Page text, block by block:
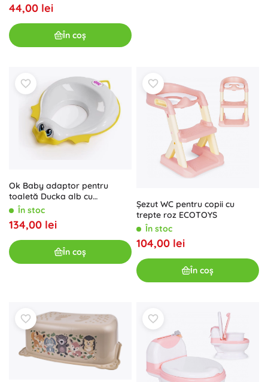
44,00 lei
În coș
Ok Baby adaptor pentru
toaletă Ducka alb cu
căptușeală moale
În stoc
134,00 lei
În coș
Șezut WC pentru copii cu
trepte roz ECOTOYS
În stoc
104,00 lei
În coș